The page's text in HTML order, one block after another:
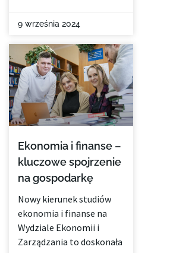
9 września 2024
Ekonomia i finanse –
kluczowe spojrzenie
na gospodarkę
Nowy kierunek studiów
ekonomia i finanse na
Wydziale Ekonomii i
Zarządzania to doskonała